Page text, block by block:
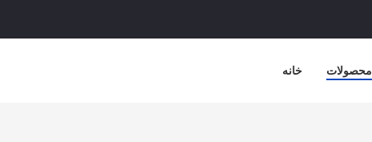
خانه محصولات